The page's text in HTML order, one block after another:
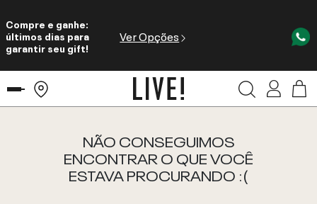
Compre e ganhe:
últimos dias para
garantir seu gift!
Ver Opções
NÃO CONSEGUIMOS
ENCONTRAR O QUE VOCÊ
ESTAVA PROCURANDO :(